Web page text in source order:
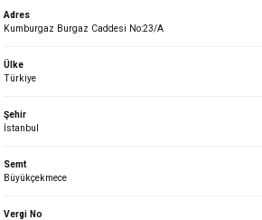
Adres
Kumburgaz Burgaz Caddesi No:23/A
Ülke
Türkiye
Şehir
İstanbul
Semt
Büyükçekmece
Vergi No